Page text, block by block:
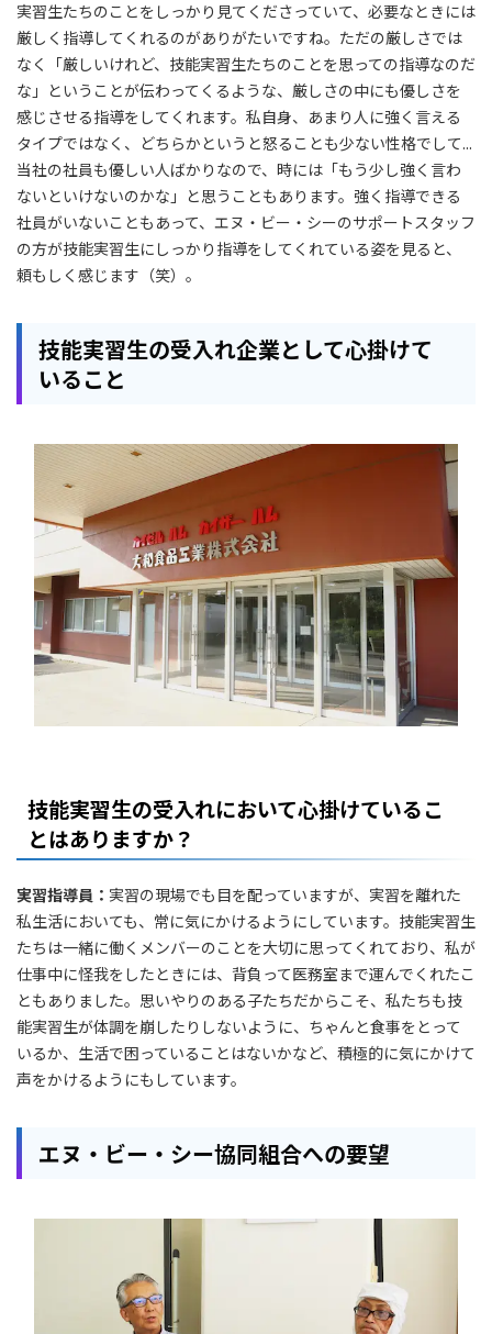
実習生たちのことをしっかり見てくださっていて、必要なときには
厳しく指導してくれるのがありがたいですね。ただの厳しさでは
なく「厳しいけれど、技能実習生たちのことを思っての指導なのだ
な」ということが伝わってくるような、厳しさの中にも優しさを
感じさせる指導をしてくれます。私自身、あまり人に強く言える
タイプではなく、どちらかというと怒ることも少ない性格でして...
当社の社員も優しい人ばかりなので、時には「もう少し強く言わ
ないといけないのかな」と思うこともあります。強く指導できる
社員がいないこともあって、エヌ・ビー・シーのサポートスタッフ
の方が技能実習生にしっかり指導をしてくれている姿を見ると、
頼もしく感じます（笑）。
技能実習生の受入れ企業として心掛けて
いること
技能実習生の受入れにおいて心掛けているこ
とはありますか？
実習指導員： 実習の現場でも目を配っていますが、実習を離れた
私生活においても、常に気にかけるようにしています。技能実習生
たちは一緒に働くメンバーのことを大切に思ってくれており、私が
仕事中に怪我をしたときには、背負って医務室まで運んでくれたこ
ともありました。思いやりのある子たちだからこそ、私たちも技
能実習生が体調を崩したりしないように、ちゃんと食事をとって
いるか、生活で困っていることはないかなど、積極的に気にかけて
声をかけるようにもしています。
エヌ・ビー・シー協同組合への要望